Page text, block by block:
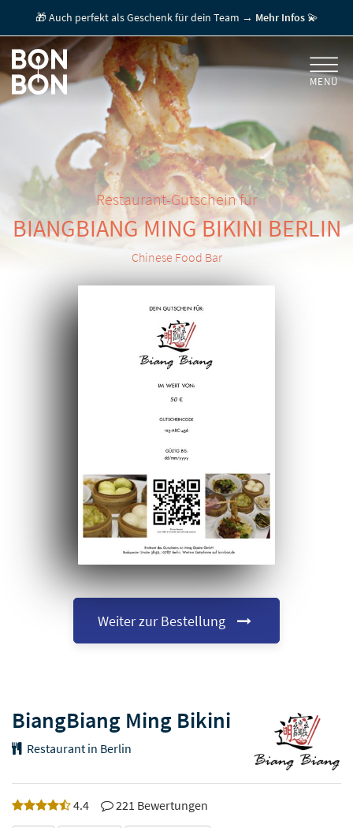
GUTSCHEIN EINLÖSEN
+
FÜR FIRMEN / MITARBEITERGESCHENK
GESCHENKGUTSCHEINE
FÜR GASTRONOMEN
🎁 Auch perfekt als Geschenk für dein Team → Mehr Infos💫
MENÜ
Chinese Food Bar
Restaurant-Gutschein für
BIANGBIANG MING BIKINIBERLIN
Weiter zur Bestellung
BiangBiang Ming Bikini
Restaurant in Berlin
4.4 221 Bewertungen